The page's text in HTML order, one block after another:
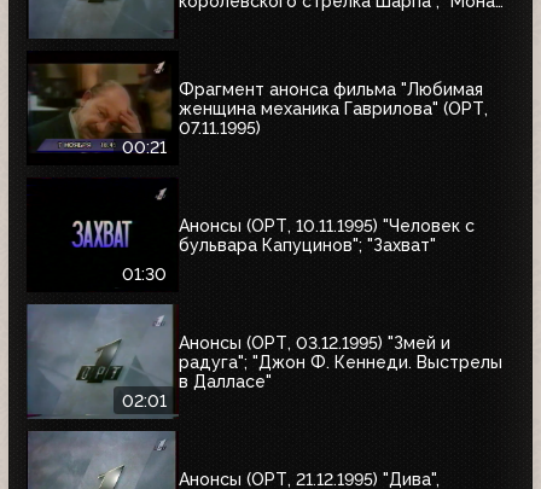
00:21
Фрагмент анонса фильма "Любимая
женщина механика Гаврилова" (ОРТ,
07.11.1995)
01:30
Анонсы (ОРТ, 10.11.1995) "Человек с
бульвара Капуцинов"; "Захват"
02:01
Анонсы (ОРТ, 03.12.1995) "Змей и
радуга"; "Джон Ф. Кеннеди. Выстрелы
в Далласе"
Анонсы (ОРТ, 21.12.1995) "Дива",